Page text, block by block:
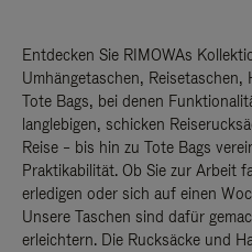
Entdecken Sie RIMOWAs
Umhängetaschen,
Tote Bags, bei denen
langlebigen, schicken
Reise – bis hin zu Tote Bags
Praktikabilität. Ob Sie zur Arbeit
erledigen oder sich auf einen
Unsere Taschen sind dafür
erleichtern. Die Rucksäcke und